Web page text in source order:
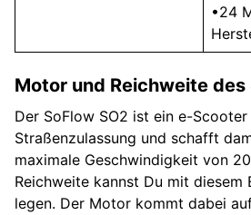
•24
Motor und Reichweite des
Der SoFlow SO2 ist ein e-
Straßenzulassung und schafft
maximale Geschwindigkeit von
Reichweite kannst Du mit
legen. Der Motor kommt dabei